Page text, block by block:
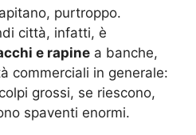
purtroppo.
città, infatti, è
e rapine a banche,
commerciali in generale:
grossi, se riescono,
spaventi enormi.